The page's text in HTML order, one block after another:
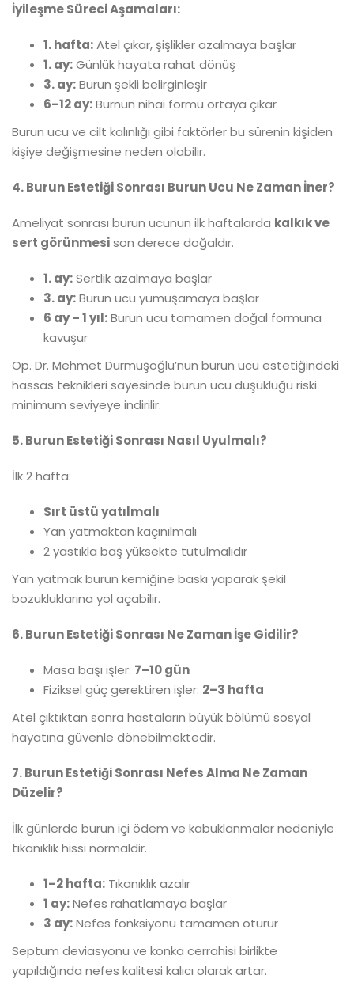
İyileşme Süreci Aşamaları:
1. hafta:Atel çıkar, şişlikler azalmaya başlar
1. ay:Günlük hayata rahat dönüş
3. ay:Burun şekli belirginleşir
6–12 ay:Burnun nihai formu ortaya çıkar
Burun ucu ve cilt kalınlığı gibi faktörler bu sürenin kişiden
kişiye değişmesine neden olabilir.
4. Burun Estetiği Sonrası Burun Ucu Ne Zaman İner?
Ameliyat sonrası burun ucunun ilk haftalarda kalkık ve
sert görünmesison derece doğaldır.
1. ay:Sertlik azalmaya başlar
3. ay:Burun ucu yumuşamaya başlar
6 ay – 1 yıl:Burun ucu tamamen doğal formuna
kavuşur
Op. Dr. Mehmet Durmuşoğlu’nun burun ucu estetiğindeki
hassas teknikleri sayesinde burun ucu düşüklüğü riski
minimum seviyeye indirilir.
5. Burun Estetiği Sonrası Nasıl Uyulmalı?
İlk 2 hafta:
Sırt üstü yatılmalı
Yan yatmaktan kaçınılmalı
2 yastıkla baş yüksekte tutulmalıdır
Yan yatmak burun kemiğine baskı yaparak şekil
bozukluklarına yol açabilir.
6. Burun Estetiği Sonrası Ne Zaman İşe Gidilir?
Masa başı işler: 7–10 gün
Fiziksel güç gerektiren işler: 2–3 hafta
Atel çıktıktan sonra hastaların büyük bölümü sosyal
hayatına güvenle dönebilmektedir.
7. Burun Estetiği Sonrası Nefes Alma Ne Zaman
Düzelir?
İlk günlerde burun içi ödem ve kabuklanmalar nedeniyle
tıkanıklık hissi normaldir.
1–2 hafta: Tıkanıklık azalır
1 ay:Nefes rahatlamaya başlar
3 ay:Nefes fonksiyonu tamamen oturur
Septum deviasyonu ve konka cerrahisi birlikte
yapıldığında nefes kalitesi kalıcı olarak artar.